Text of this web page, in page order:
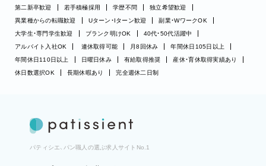
第二新卒歓迎
若手積極採用 学歴不問
独立希望歓迎
異業種からの転職歓迎
Uターン・Iターン歓迎
副業・WワークOK
大学生・専門学生歓迎
ブランク明けOK
40代・50代活躍中
アルバイト入社OK
連休取得可能 月8回休み
年間休日105日以上
年間休日110日以上
日曜日休み 有給取得推奨
産休・育休取得実績あり
休日数選択OK
長期休暇あり 完全週休二日制
パティシエ、パン職人の選ぶ求人サイトNo.1